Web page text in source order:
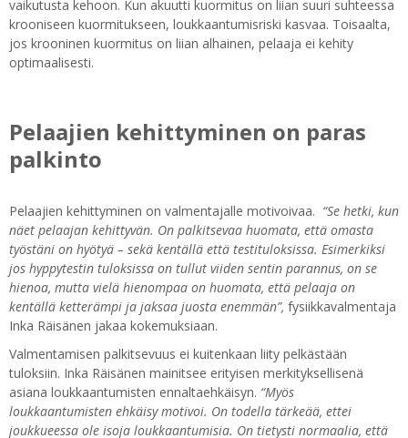
vaikutusta kehoon. Kun akuutti kuormitus on liian suuri suhteessa
krooniseen kuormitukseen, loukkaantumisriski kasvaa. Toisaalta,
jos krooninen kuormitus on liian alhainen, pelaaja ei kehity
optimaalisesti.
Pelaajien kehittyminen on paras
palkinto
Pelaajien kehittyminen on valmentajalle motivoivaa. “Se hetki, kun
näet pelaajan kehittyvän. On palkitsevaa huomata, että omasta
työstäni on hyötyä – sekä kentällä että testituloksissa. Esimerkiksi
jos hyppytestin tuloksissa on tullut viiden sentin parannus, on se
hienoa, mutta vielä hienompaa on huomata, että pelaaja on
kentällä ketterämpi ja jaksaa juosta enemmän”, fysiikkavalmentaja
Inka Räisänen jakaa kokemuksiaan.
Valmentamisen palkitsevuus ei kuitenkaan liity pelkästään
tuloksiin. Inka Räisänen mainitsee erityisen merkityksellisenä
asiana loukkaantumisten ennaltaehkäisyn. “Myös
loukkaantumisten ehkäisy motivoi. On todella tärkeää, ettei
joukkueessa ole isoja loukkaantumisia. On tietysti normaalia, että